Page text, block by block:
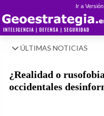
Ir a
ÚLTIMAS NOTICIAS
¿Realidad o
occidentales